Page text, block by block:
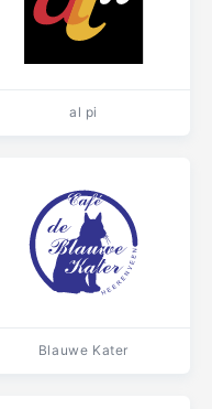
al pi
Blauwe Kater